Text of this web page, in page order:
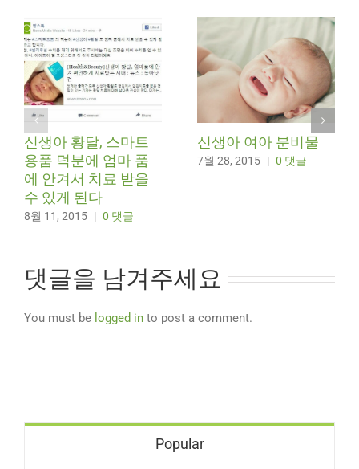
신생아 황달, 스마트
용품 덕분에 엄마 품
에 안겨서 치료 받을
수 있게 된다
8월 11, 2015 | 0 댓글
신생아 여아 분비물
7월 28, 2015 | 0 댓글
댓글을 남겨주세요
You must be logged in to post a comment.
Popular